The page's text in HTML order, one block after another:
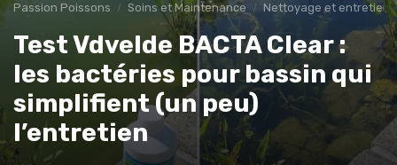
Passion Poissons Soins et Maintenance Nettoyage et entretien
Test Vdvelde BACTA Clear :
les bactéries pour bassin qui
simplifient (un peu)
l’entretien